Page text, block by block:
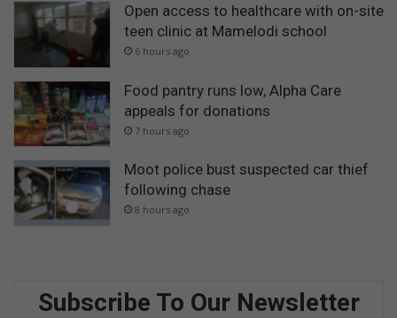
Open access to healthcare with on-site
teen clinic at Mamelodi school
6 hours ago
Food pantry runs low, Alpha Care
appeals for donations
7 hours ago
Moot police bust suspected car thief
following chase
8 hours ago
Subscribe To Our Newsletter